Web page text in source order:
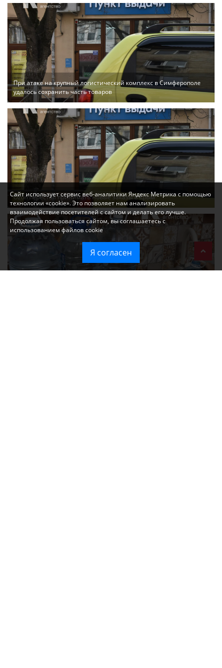
При атаке на крупный логистический комплекс в Симферополе
удалось сохранить часть товаров
Ozon перестал принимать новые заказы в Крым
Сайт использует сервис веб-аналитики Яндекс Метрика с помощью
технологии «cookie». Это позволяет нам анализировать
взаимодействие посетителей с сайтом и делать его лучше.
Продолжая пользоваться сайтом, вы соглашаетесь с
использованием файлов cookie
Я согласен